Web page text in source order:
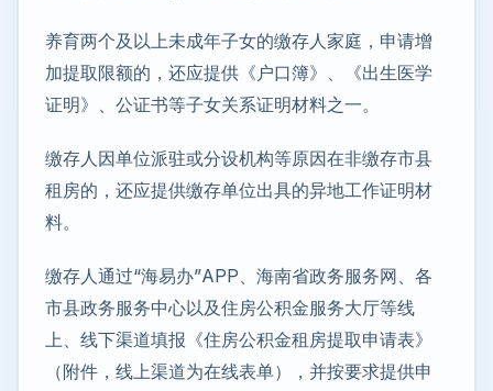
养育两个及以上未成年子女的缴存人家庭，申请增
加提取限额的，还应提供《户口簿》、《出生医学
证明》、公证书等子女关系证明材料之一。
缴存人因单位派驻或分设机构等原因在非缴存市县
租房的，还应提供缴存单位出具的异地工作证明材
料。
缴存人通过“海易办”APP、海南省政务服务网、各
市县政务服务中心以及住房公积金服务大厅等线
上、线下渠道填报《住房公积金租房提取申请表》
（附件，线上渠道为在线表单），并按要求提供申